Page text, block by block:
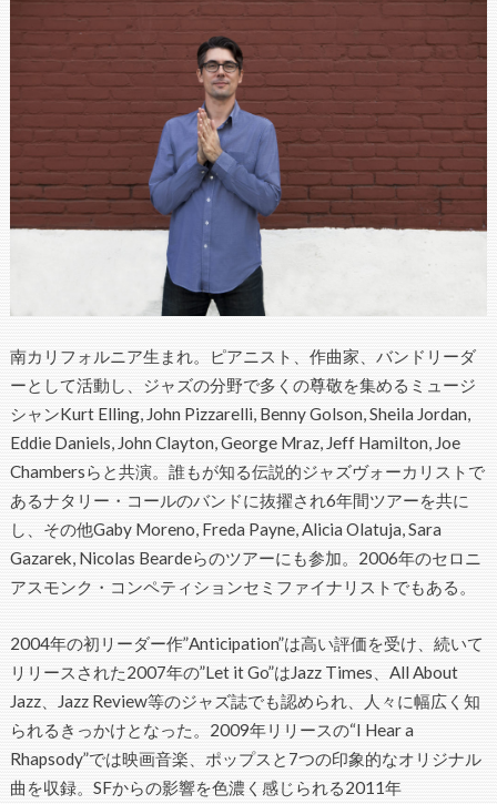
南カリフォルニア生まれ。ピアニスト、作曲家、バンドリーダ
ーとして活動し、ジャズの分野で多くの尊敬を集めるミュージ
シャンKurt Elling, John Pizzarelli, Benny Golson, Sheila Jordan,
Eddie Daniels, John Clayton, George Mraz, Jeff Hamilton, Joe
Chambersらと共演。誰もが知る伝説的ジャズヴォーカリストで
あるナタリー・コールのバンドに抜擢され6年間ツアーを共に
し、その他Gaby Moreno, Freda Payne, Alicia Olatuja, Sara
Gazarek, Nicolas Beardeらのツアーにも参加。2006年のセロニ
アスモンク・コンペティションセミファイナリストでもある。
2004年の初リーダー作”Anticipation”は高い評価を受け、続いて
リリースされた2007年の”Let it Go”はJazz Times、All About
Jazz、Jazz Review等のジャズ誌でも認められ、人々に幅広く知
られるきっかけとなった。2009年リリースの“I Hear a
Rhapsody”では映画音楽、ポップスと7つの印象的なオリジナル
曲を収録。SFからの影響を色濃く感じられる2011年